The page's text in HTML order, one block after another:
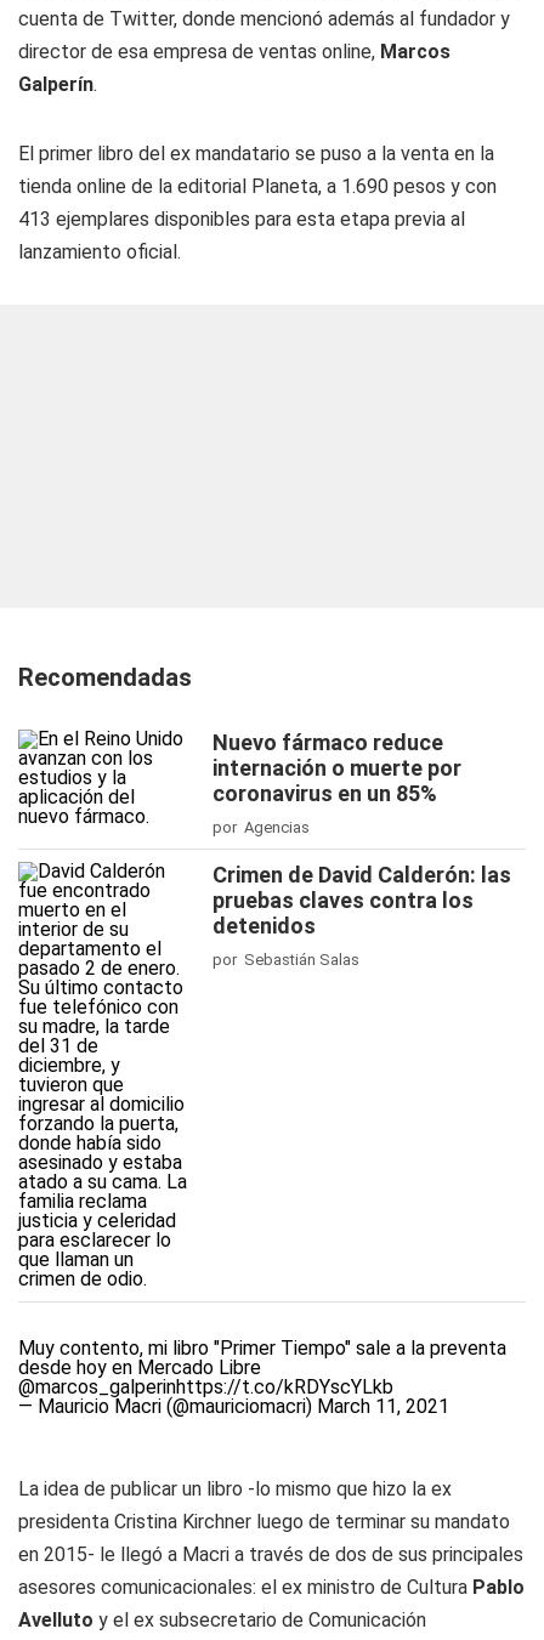
cuenta de Twitter, donde mencionó además al fundador y
director de esa empresa de ventas online, Marcos
Galperín.
El primer libro del ex mandatario se puso a la venta en la
tienda online de la editorial Planeta, a 1.690 pesos y con
413 ejemplares disponibles para esta etapa previa al
lanzamiento oficial.
Recomendadas
Nuevo fármaco reduce
internación o muerte por
coronavirus en un 85%
por Agencias
Crimen de David Calderón: las
pruebas claves contra los
detenidos
por Sebastián Salas
Muy contento, mi libro "Primer Tiempo" sale a la preventa
desde hoy en Mercado Libre
@marcos_galperinhttps://t.co/kRDYscYLkb
— Mauricio Macri (@mauriciomacri) March 11, 2021
La idea de publicar un libro -lo mismo que hizo la ex
presidenta Cristina Kirchner luego de terminar su mandato
en 2015- le llegó a Macri a través de dos de sus principales
asesores comunicacionales: el ex ministro de Cultura Pablo
Avelluto y el ex subsecretario de Comunicación